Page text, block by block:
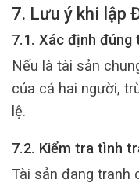
7. Lưu ý khi lập
7.1. Xác định đúng
Nếu là tài sản
của cả hai người,
lệ.
7.2. Kiểm tra tình
Tài sản đang tranh